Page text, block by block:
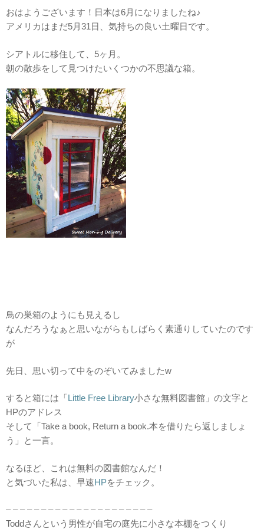
おはようございます！日本は6月になりましたね♪
アメリカはまだ5月31日、気持ちの良い土曜日です。
シアトルに移住して、5ヶ月。
朝の散歩をして見つけたいくつかの不思議な箱。
鳥の巣箱のようにも見えるし
なんだろうなぁと思いながらもしばらく素通りしていたのです
が
先日、思い切って中をのぞいてみましたw
すると箱には「Little Free Library小さな無料図書館」の文字と
HPのアドレス
そして「Take a book, Return a book.本を借りたら返しましょ
う」と一言。
なるほど、これは無料の図書館なんだ！
と気づいた私は、早速HPをチェック。
– – – – – – – – – – – – – – – – – – – – –
Toddさんという男性が自宅の庭先に小さな本棚をつくり